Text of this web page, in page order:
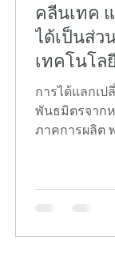
คลีนเทค
ได้เป็นส่ว
เทคโนโล
นวัตกรรม
การได้แลกเป
พันธมิตรจาก
ภาคการผลิต
กรุงโตเกียว